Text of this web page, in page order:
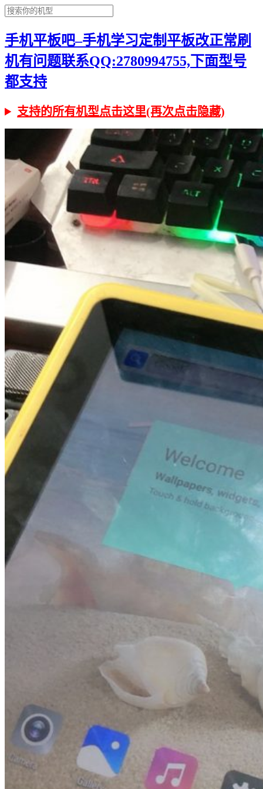
手机平板吧–手机学习定制平板改正常刷
机有问题联系QQ:2780994755,下面型号
都支持
支持的所有机型点击这里(再次点击隐藏)